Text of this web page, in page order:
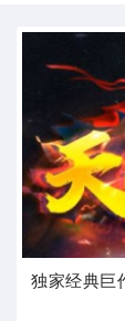
独家经典巨